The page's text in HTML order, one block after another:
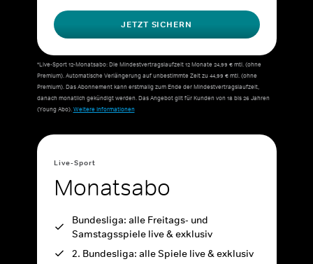
JETZT SICHERN
*Live-Sport 12-Monatsabo: Die Mindestvertragslaufzeit 12 Monate 24,99 € mtl. (ohne
Premium). Automatische Verlängerung auf unbestimmte Zeit zu 44,99 € mtl. (ohne
Premium). Das Abonnement kann erstmalig zum Ende der Mindestvertragslaufzeit,
danach monatlich gekündigt werden. Das Angebot gilt für Kunden von 18 bis 26 Jahren
(Young Abo).Weitere Informationen
Live-Sport
Monatsabo
Bundesliga: alle Freitags- und
Samstagsspiele live & exklusiv
2. Bundesliga: alle Spiele live & exklusiv